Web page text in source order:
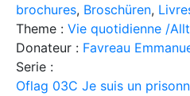
brochures, Broschüren,
Theme : Vie quotidienne /
Donateur : Favreau
Serie :
Oflag 03C Je suis un